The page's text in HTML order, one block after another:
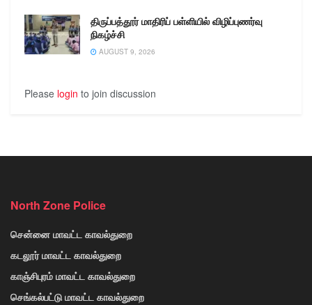
திருப்பத்தூர் மாதிரிப் பள்ளியில் விழிப்புணர்வு
நிகழ்ச்சி
AUGUST 9, 2026
Please login to join discussion
North Zone Police
சென்னை மாவட்ட காவல்துறை
கடலூர் மாவட்ட காவல்துறை
காஞ்சிபுரம் மாவட்ட காவல்துறை
செங்கல்பட்டு மாவட்ட காவல்துறை